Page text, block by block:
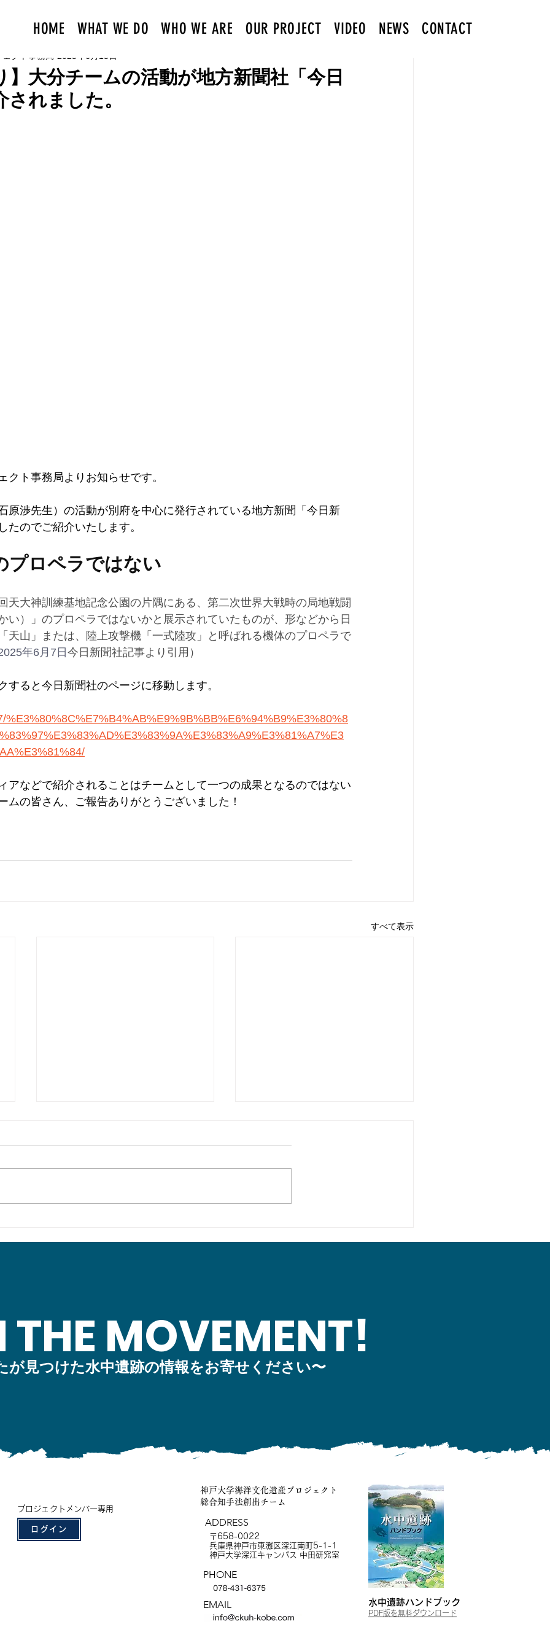
HOME WHAT WE DO WHO WE ARE OUR PROJECT VIDEO NEWS CONTACT
】大分チームの活動が地方新聞社「今日
れました。
クト事務局 2025年6月13日
クト事務局よりお知らせです。
原渉先生）の活動が別府を中心に発行されている地方新聞「今日新
たのでご紹介いたします。
プロペラではない
大神訓練基地記念公園の片隅にある、第二次世界大戦時の局地戦闘
い）」のプロペラではないかと展示されていたものが、形などから日
天山」または、陸上攻撃機「一式陸攻」と呼ばれる機体のプロペラで
年6月7日 今日新聞社記事より引用）
すると今日新聞社のページに移動します。
%E3%80%8C%E7%B4%AB%E9%9B%BB%E6%94%B9%E3%80%8
アなどで紹介されることはチームとして一つの成果となるのではない
ムの皆さん、ご報告ありがとうございました！
すべて表示
MOVEMENT!
が見つけた水中遺跡の情報をお寄せください〜
プロジェクトメンバー専用
ログイン
神戸大学海洋文化遺産プロジェクト
総合知手法創出チーム
ADDRESS
〒658-0022
兵庫県神戸市東灘区深江南町5-1-1
神戸大学深江キャンパス 中田研究室
PHONE
EMAIL 水中遺跡ハンドブッ ク
​PDF版を無料ダウンロード